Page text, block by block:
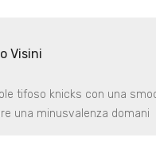
Visini
tifoso knicks con una
una minusvalenza domani